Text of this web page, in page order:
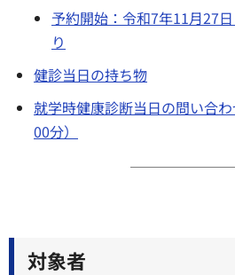
予約開始：令和7年11月27
り
健診当日の持ち物
就学時健康診断当日の問い合
00分）
対象者